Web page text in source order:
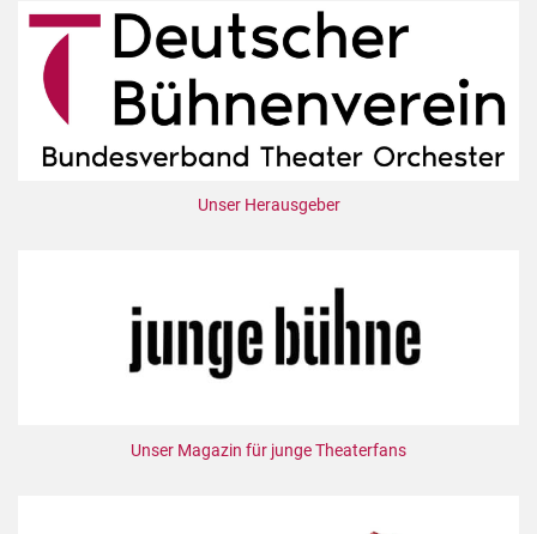
Unser Herausgeber
Unser Magazin für junge Theaterfans